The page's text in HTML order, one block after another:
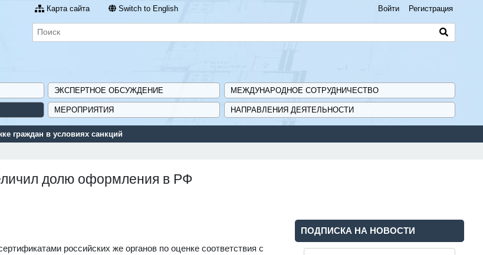
Карта сайта Switch to English Войти Регистрация
ЭКСПЕРТНОЕ ОБСУЖДЕНИЕ МЕЖДУНАРОДНОЕ СОТРУДНИЧЕСТВО
МЕРОПРИЯТИЯ НАПРАВЛЕНИЯ ДЕЯТЕЛЬНОСТИ
долю оформления в РФ
российских же органов по оценке соответствия с
ПОДПИСКА НА НОВОСТИ